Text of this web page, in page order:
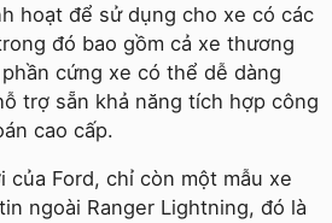
hoạt để sử dụng cho xe có các
đó bao gồm cả xe thương
cứng xe có thể dễ dàng
trợ sẵn khả năng tích hợp công
cao cấp.
của Ford, chỉ còn một mẫu xe
ngoài Ranger Lightning, đó là